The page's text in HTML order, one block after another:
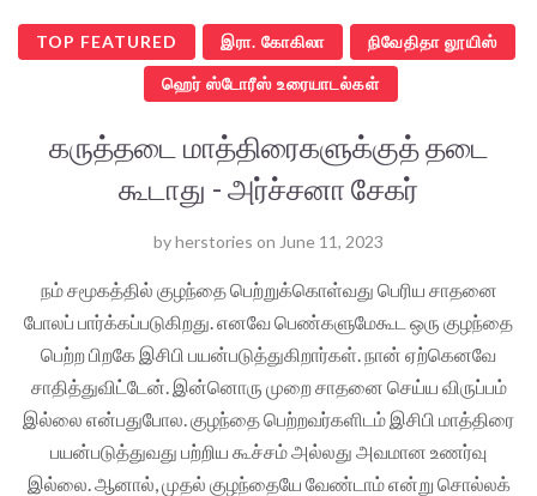
TOP FEATURED இரா. கோகிலா நிவேதிதா லூயிஸ்
ஹெர் ஸ்டோரீஸ் உரையாடல்கள்
கருத்தடை மாத்திரைகளுக்குத் தடை
கூடாது - அர்ச்சனா சேகர்
byherstories on June 11, 2023
நம் சமூகத்தில் குழந்தை பெற்றுக்கொள்வது பெரிய சாதனை
போலப் பார்க்கப்படுகிறது. எனவே பெண்களுமேகூட ஒரு குழந்தை
பெற்ற பிறகே இசிபி பயன்படுத்துகிறார்கள். நான் ஏற்கெனவே
சாதித்துவிட்டேன். இன்னொரு முறை சாதனை செய்ய விருப்பம்
இல்லை என்பதுபோல. குழந்தை பெற்றவர்களிடம் இசிபி மாத்திரை
பயன்படுத்துவது பற்றிய கூச்சம் அல்லது அவமான உணர்வு
இல்லை. ஆனால், முதல் குழந்தையே வேண்டாம் என்று சொல்லக்